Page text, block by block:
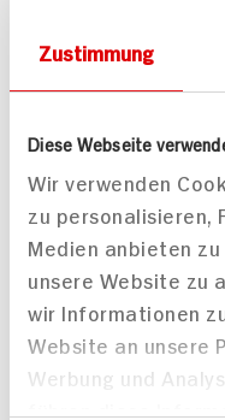
Zustimmung
Diese Webseite
Wir verwenden
zu personalisieren,
Medien anbieten
unsere Website zu
wir Informationen
Website an unsere
Werbung und
Geräucherte Forelle
10 min
455 kcal p. Portion
Leicht